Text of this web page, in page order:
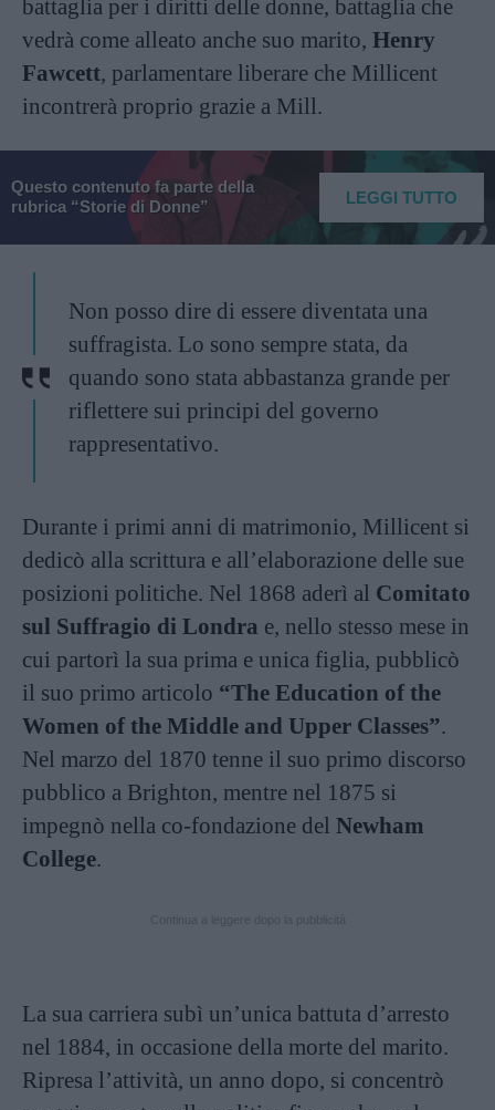
battaglia per i diritti delle donne, battaglia che
vedrà come alleato anche suo marito, Henry
Fawcett, parlamentare liberare che Millicent
incontrerà proprio grazie a Mill.
Questo contenuto fa parte della
rubrica “Storie di Donne”
LEGGI TUTTO
Non posso dire di essere diventata una
suffragista. Lo sono sempre stata, da
quando sono stata abbastanza grande per
riflettere sui principi del governo
rappresentativo.
Durante i primi anni di matrimonio, Millicent si
dedicò alla scrittura e all’elaborazione delle sue
posizioni politiche. Nel 1868 aderì al Comitato
sul Suffragio di Londra e, nello stesso mese in
cui partorì la sua prima e unica figlia, pubblicò
il suo primo articolo “The Education of the
Women of the Middle and Upper Classes”.
Nel marzo del 1870 tenne il suo primo discorso
pubblico a Brighton, mentre nel 1875 si
impegnò nella co-fondazione del Newham
College.
La sua carriera subì un’unica battuta d’arresto
nel 1884, in occasione della morte del marito.
Ripresa l’attività, un anno dopo, si concentrò